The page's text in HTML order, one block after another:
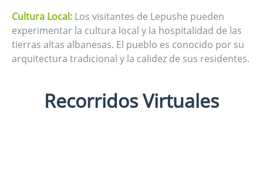
Cultura Local: Los visitantes de Lepushe pueden
experimentar la cultura local y la hospitalidad de las
tierras altas albanesas. El pueblo es conocido por su
arquitectura tradicional y la calidez de sus residentes.
Recorridos Virtuales